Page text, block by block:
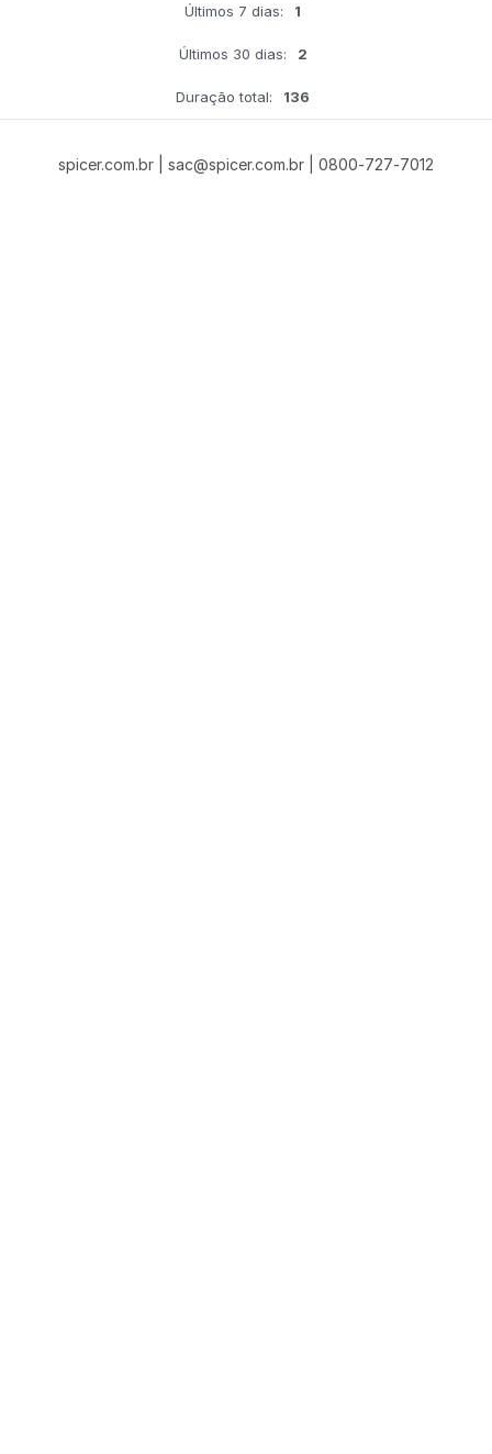
Últimos 7 dias: 1
Últimos 30 dias: 2
Duração total: 136
spicer.com.br | sac@spicer.com.br | 0800-727-7012